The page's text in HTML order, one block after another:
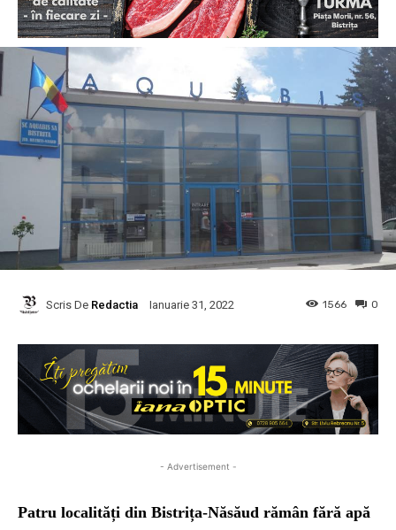
Scris De Redactia Ianuarie 31, 2022 0
1566
- Advertisement -
Patru localități din Bistrița-Năsăud rămân fără apă